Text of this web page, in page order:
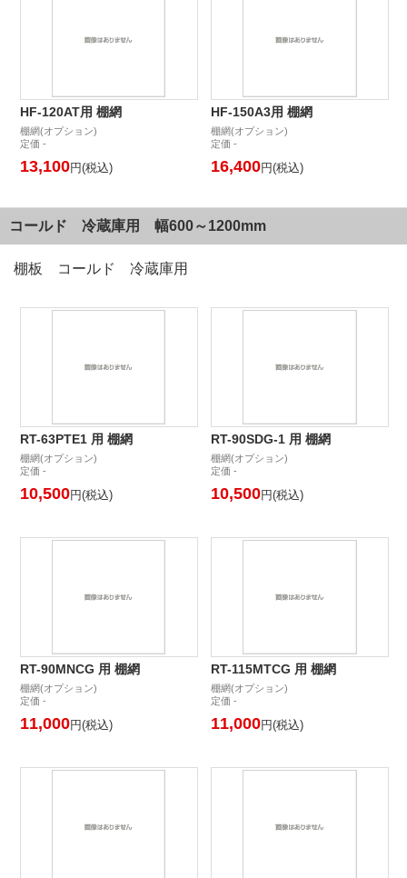
HF-120AT用 棚網
棚網(オプション)
定価 -
13,100円(税込)
HF-150A3用 棚網
棚網(オプション)
定価 -
16,400円(税込)
コールド 冷蔵庫用 幅600～1200mm
棚板 コールド 冷蔵庫用
RT-63PTE1 用 棚網
棚網(オプション)
定価 -
10,500円(税込)
RT-90SDG-1 用 棚網
棚網(オプション)
定価 -
10,500円(税込)
RT-90MNCG 用 棚網
棚網(オプション)
定価 -
11,000円(税込)
RT-115MTCG 用 棚網
棚網(オプション)
定価 -
11,000円(税込)